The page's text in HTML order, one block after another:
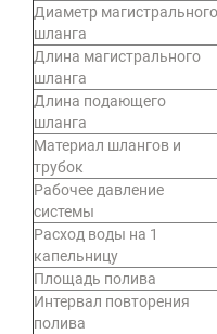
Диаметр магистрального
шланга
Длина магистрального
шланга
Длина подающего
шланга
Материал шлангов и
трубок
Рабочее давление
системы
Расход воды на 1
капельницу
Площадь полива
Интервал повторения
полива